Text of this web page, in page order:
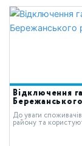
Відключення
До уваги
району та